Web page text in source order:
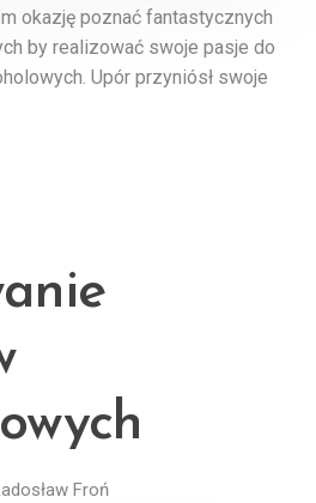
okazję poznać fantastycznych
by realizować swoje pasje do
Upór przyniósł swoje
Froń